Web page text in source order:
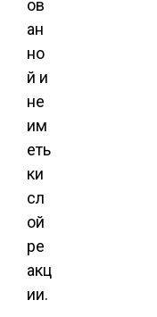
ов
ан
но
й и
не
им
еть
ки
сл
ой
ре
акц
ии.